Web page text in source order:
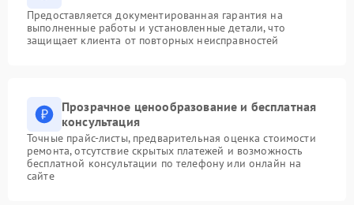
Предоставляется документированная гарантия на
выполненные работы и установленные детали, что
защищает клиента от повторных неисправностей
Прозрачное ценообразование и бесплатная
консультация
Точные прайс-листы, предварительная оценка стоимости
ремонта, отсутствие скрытых платежей и возможность
бесплатной консультации по телефону или онлайн на
сайте